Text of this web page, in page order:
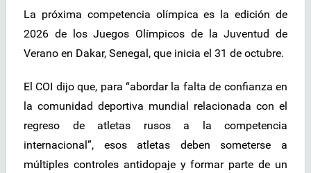
La próxima competencia olímpica es la edición de
2026 de los Juegos Olímpicos de la Juventud de
Verano en Dakar, Senegal, que inicia el 31 de octubre.
El COI dijo que, para “abordar la falta de confianza en
la comunidad deportiva mundial relacionada con el
regreso de atletas rusos a la competencia
internacional”, esos atletas deben someterse a
múltiples controles antidopaje y formar parte de un